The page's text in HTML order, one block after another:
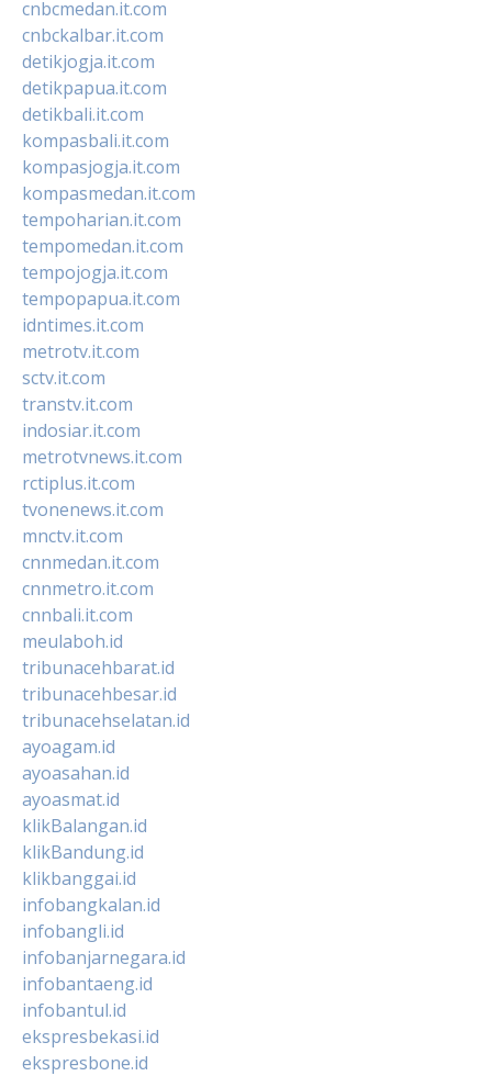
cnbcmedan.it.com
cnbckalbar.it.com
detikjogja.it.com
detikpapua.it.com
detikbali.it.com
kompasbali.it.com
kompasjogja.it.com
kompasmedan.it.com
tempoharian.it.com
tempomedan.it.com
tempojogja.it.com
tempopapua.it.com
idntimes.it.com
metrotv.it.com
sctv.it.com
transtv.it.com
indosiar.it.com
metrotvnews.it.com
rctiplus.it.com
tvonenews.it.com
mnctv.it.com
cnnmedan.it.com
cnnmetro.it.com
cnnbali.it.com
meulaboh.id
tribunacehbarat.id
tribunacehbesar.id
tribunacehselatan.id
ayoagam.id
ayoasahan.id
ayoasmat.id
klikBalangan.id
klikBandung.id
klikbanggai.id
infobangkalan.id
infobangli.id
infobanjarnegara.id
infobantaeng.id
infobantul.id
ekspresbekasi.id
ekspresbone.id